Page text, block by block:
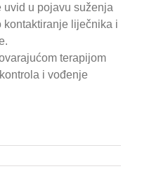
uvid u pojavu suženja
kontaktiranje liječnika i
terapijom
i vođenje